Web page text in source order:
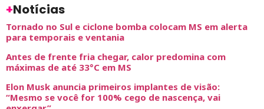
+Notícias
Tornado no Sul e ciclone bomba colocam MS em alerta
para temporais e ventania
Antes de frente fria chegar, calor predomina com
máximas de até 33°C em MS
Elon Musk anuncia primeiros implantes de visão:
“Mesmo se você for 100% cego de nascença, vai